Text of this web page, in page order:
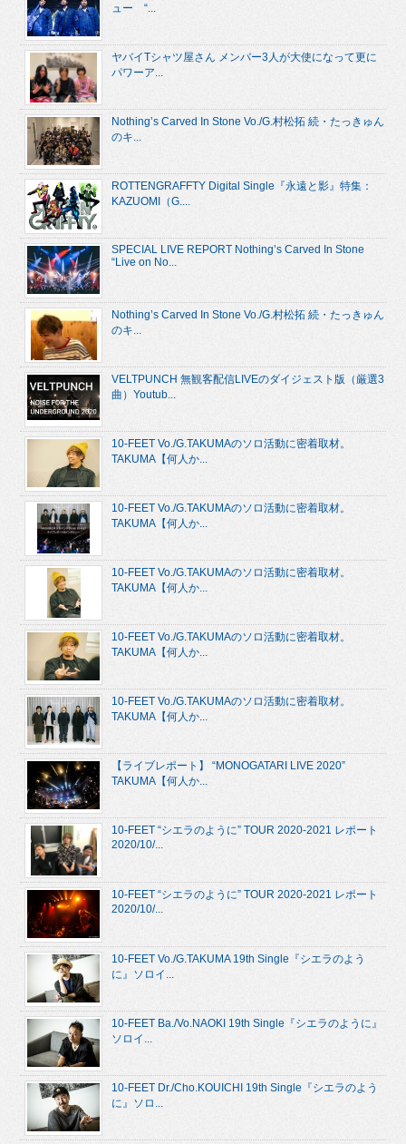
ュー “...
ヤバイTシャツ屋さん メンバー3人が大使になって更に
パワーア...
Nothing’s Carved In Stone Vo./G.村松拓 続・たっきゅん
のキ...
ROTTENGRAFFTY Digital Single『永遠と影』特集：
KAZUOMI（G....
SPECIAL LIVE REPORT Nothing’s Carved In Stone
“Live on No...
Nothing’s Carved In Stone Vo./G.村松拓 続・たっきゅん
のキ...
VELTPUNCH 無観客配信LIVEのダイジェスト版（厳選3
曲）Youtub...
10-FEET Vo./G.TAKUMAのソロ活動に密着取材。
TAKUMA【何人か...
10-FEET Vo./G.TAKUMAのソロ活動に密着取材。
TAKUMA【何人か...
10-FEET Vo./G.TAKUMAのソロ活動に密着取材。
TAKUMA【何人か...
10-FEET Vo./G.TAKUMAのソロ活動に密着取材。
TAKUMA【何人か...
10-FEET Vo./G.TAKUMAのソロ活動に密着取材。
TAKUMA【何人か...
【ライブレポート】 “MONOGATARI LIVE 2020”
TAKUMA【何人か...
10-FEET “シエラのように” TOUR 2020-2021 レポート
2020/10/...
10-FEET “シエラのように” TOUR 2020-2021 レポート
2020/10/...
10-FEET Vo./G.TAKUMA 19th Single『シエラのよう
に』ソロイ...
10-FEET Ba./Vo.NAOKI 19th Single『シエラのように』
ソロイ...
10-FEET Dr./Cho.KOUICHI 19th Single『シエラのよう
に』ソロ...